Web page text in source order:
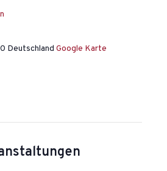
Deutschland Google Karte